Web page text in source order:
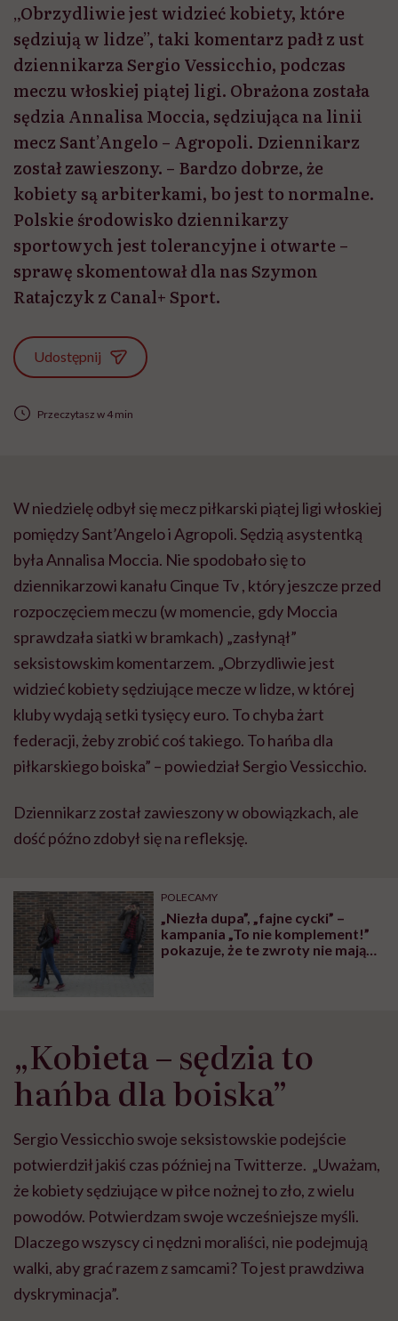
„Obrzydliwie jest widzieć kobiety, które
sędziują w lidze”, taki komentarz padł z ust
dziennikarza Sergio Vessicchio, podczas
meczu włoskiej piątej ligi. Obrażona została
sędzia Annalisa Moccia, sędziująca na linii
mecz Sant’Angelo – Agropoli. Dziennikarz
został zawieszony. – Bardzo dobrze, że
kobiety są arbiterkami, bo jest to normalne.
Polskie środowisko dziennikarzy
sportowych jest tolerancyjne i otwarte –
sprawę skomentował dla nas Szymon
Ratajczyk z Canal+ Sport.
Udostępnij
Przeczytasz w 4 min
W niedzielę odbył się mecz piłkarski piątej ligi włoskiej
pomiędzy Sant’Angelo i Agropoli. Sędzią asystentką
była Annalisa Moccia. Nie spodobało się to
dziennikarzowi kanału Cinque Tv , który jeszcze przed
rozpoczęciem meczu (w momencie, gdy Moccia
sprawdzała siatki w bramkach) „zasłynął”
seksistowskim komentarzem. „Obrzydliwie jest
widzieć kobiety sędziujące mecze w lidze, w której
kluby wydają setki tysięcy euro. To chyba żart
federacji, żeby zrobić coś takiego. To hańba dla
piłkarskiego boiska” – powiedział Sergio Vessicchio.
Dziennikarz został zawieszony w obowiązkach, ale
dość późno zdobył się na refleksję.
POLECAMY
„Niezła dupa”, „fajne cycki” –
kampania „To nie komplement!”
pokazuje, że te zwroty nie mają
„Kobieta – sędzia to
hańba dla boiska”
Sergio Vessicchio swoje seksistowskie podejście
potwierdził jakiś czas później na Twitterze. „Uważam,
że kobiety sędziujące w piłce nożnej to zło, z wielu
powodów. Potwierdzam swoje wcześniejsze myśli.
Dlaczego wszyscy ci nędzni moraliści, nie podejmują
walki, aby grać razem z samcami? To jest prawdziwa
dyskryminacja”.